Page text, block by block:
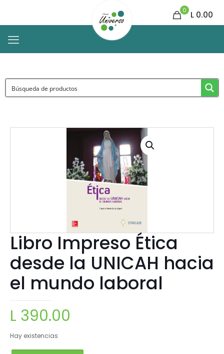
0 L 0.00
Libro Impreso Ética
desde la UNICAH hacia
el mundo laboral
L 390.00
Hay existencias